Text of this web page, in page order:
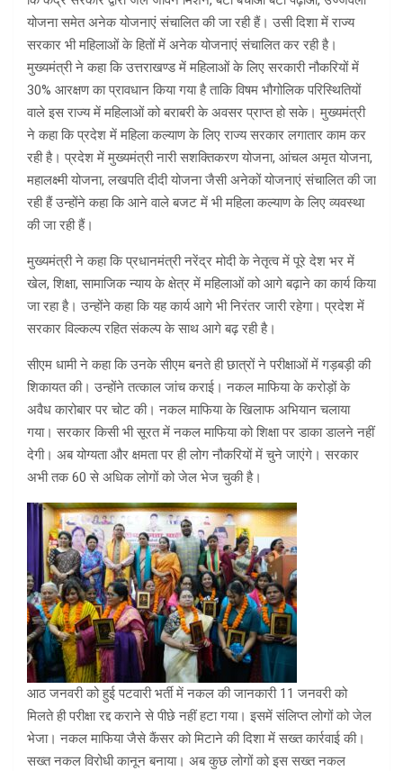
योजना समेत अनेक योजनाएं संचालित की जा रही हैं। उसी दिशा में राज्य
सरकार भी महिलाओं के हितों में अनेक योजनाएं संचालित कर रही है।
मुख्यमंत्री ने कहा कि उत्तराखण्ड में महिलाओं के लिए सरकारी नौकरियों में
30% आरक्षण का प्रावधान किया गया है ताकि विषम भौगोलिक परिस्थितियों
वाले इस राज्य में महिलाओं को बराबरी के अवसर प्राप्त हो सके। मुख्यमंत्री
ने कहा कि प्रदेश में महिला कल्याण के लिए राज्य सरकार लगातार काम कर
रही है। प्रदेश में मुख्यमंत्री नारी सशक्तिकरण योजना, आंचल अमृत योजना,
महालक्ष्मी योजना, लखपति दीदी योजना जैसी अनेकों योजनाएं संचालित की जा
रही हैं उन्होंने कहा कि आने वाले बजट में भी महिला कल्याण के लिए व्यवस्था
की जा रही हैं।
मुख्यमंत्री ने कहा कि प्रधानमंत्री नरेंद्र मोदी के नेतृत्व में पूरे देश भर में
खेल, शिक्षा, सामाजिक न्याय के क्षेत्र में महिलाओं को आगे बढ़ाने का कार्य किया
जा रहा है। उन्होंने कहा कि यह कार्य आगे भी निरंतर जारी रहेगा। प्रदेश में
सरकार विल्कल्प रहित संकल्प के साथ आगे बढ़ रही है।
सीएम धामी ने कहा कि उनके सीएम बनते ही छात्रों ने परीक्षाओं में गड़बड़ी की
शिकायत की। उन्होंने तत्काल जांच कराई। नकल माफिया के करोड़ों के
अवैध कारोबार पर चोट की। नकल माफिया के खिलाफ अभियान चलाया
गया। सरकार किसी भी सूरत में नकल माफिया को शिक्षा पर डाका डालने नहीं
देगी। अब योग्यता और क्षमता पर ही लोग नौकरियों में चुने जाएंगे। सरकार
अभी तक 60 से अधिक लोगों को जेल भेज चुकी है।
आठ जनवरी को हुई पटवारी भर्ती में नकल की जानकारी 11 जनवरी को
मिलते ही परीक्षा रद्द कराने से पीछे नहीं हटा गया। इसमें संलिप्त लोगों को जेल
भेजा। नकल माफिया जैसे कैंसर को मिटाने की दिशा में सख्त कार्रवाई की।
सख्त नकल विरोधी कानून बनाया। अब कुछ लोगों को इस सख्त नकल